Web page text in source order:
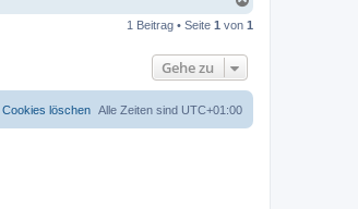
c
1 Beitrag • Seite 1 von 1
Gehe zu
Alle Zeiten sind UTC+01:00
Cookies löschen